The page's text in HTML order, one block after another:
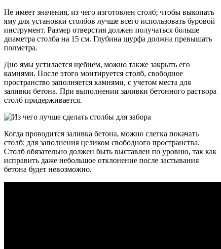
Не имеет значения, из чего изготовлен столб; чтобы выкопать
яму для установки столбов лучше всего использовать буровой
инструмент. Размер отверстия должен получаться больше
диаметра столба на 15 см. Глубина шурфа должна превышать
полметра.
Дно ямы устилается щебнем, можно также закрыть его
камнями. После этого монтируется столб, свободное
пространство заполняется камнями, с учетом места для
заливки бетона. При выполнении заливки бетонного раствора
столб придерживается.
Когда проводится заливка бетона, можно слегка покачать
столб: для заполнения целиком свободного пространства.
Столб обязательно должен быть выставлен по уровню, так как
исправить даже небольшое отклонение после застывания
бетона будет невозможно.